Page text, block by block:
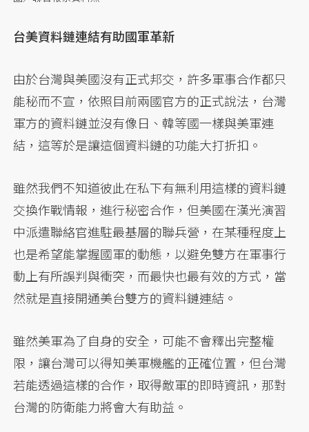
台美資料鏈連結有助國軍革新
由於台灣與美國沒有正式邦交，許多軍事合作都只
能秘而不宣，依照目前兩國官方的正式說法，台灣
軍方的資料鏈並沒有像日、韓等國一樣與美軍連
結，這等於是讓這個資料鏈的功能大打折扣。
雖然我們不知道彼此在私下有無利用這樣的資料鏈
交換作戰情報，進行秘密合作，但美國在漢光演習
中派遣聯絡官進駐最基層的聯兵營，在某種程度上
也是希望能掌握國軍的動態，以避免雙方在軍事行
動上有所誤判與衝突，而最快也最有效的方式，當
然就是直接開通美台雙方的資料鏈連結。
雖然美軍為了自身的安全，可能不會釋出完整權
限，讓台灣可以得知美軍機艦的正確位置，但台灣
若能透過這樣的合作，取得敵軍的即時資訊，那對
台灣的防衛能力將會大有助益。